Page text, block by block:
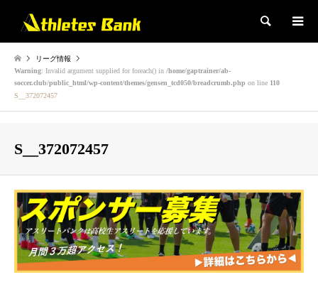
検索
リーグ情報
Warning: Invalid argument supplied for foreach() in /home/gaptrainer/ab-
soccer.club/public_html/wp-content/themes/gensen_tcd050/breadcrumb.php on line 110
S__372072457
S__372072457